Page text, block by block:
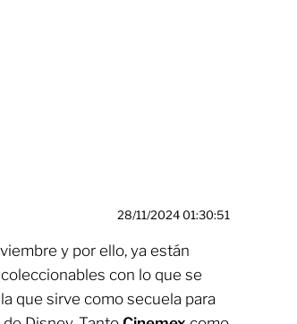
28/11/2024 01:30:51
y por ello, ya están
con lo que se
que sirve como secuela para